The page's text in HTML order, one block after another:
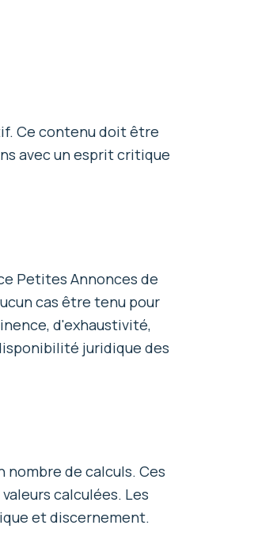
Ce contenu doit être
avec un esprit critique
Petites Annonces de
cas être tenu pour
d'exhaustivité,
juridique des
de calculs. Ces
calculées. Les
et discernement.